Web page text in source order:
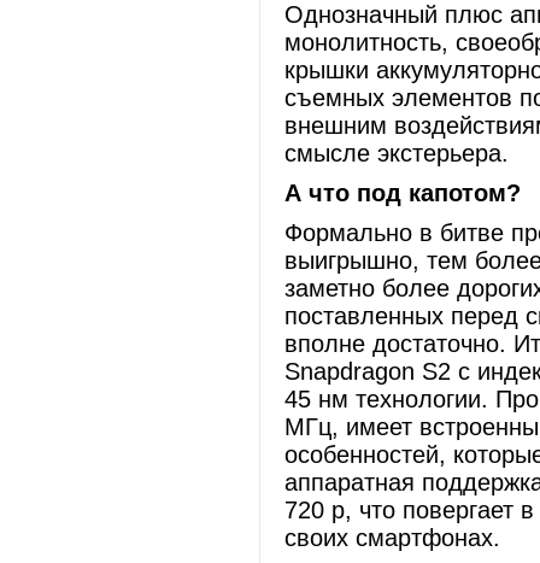
Однозначный плюс
монолитность,
крышки
съемных элементов
внешним
смысле экстерьера.
А что под капотом?
Формально в битве
выигрышно, тем
заметно более
поставленных перед
вполне достаточно.
Snapdragon S2 с
45 нм технологии.
МГц, имеет
особенностей,
аппаратная
720 p, что повергает
своих смартфонах.